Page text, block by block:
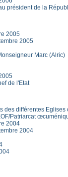
président de la
2005
2005
Marc (Alric)
de l'Etat
des différentes Eglises
Patriarcat
2004
2004